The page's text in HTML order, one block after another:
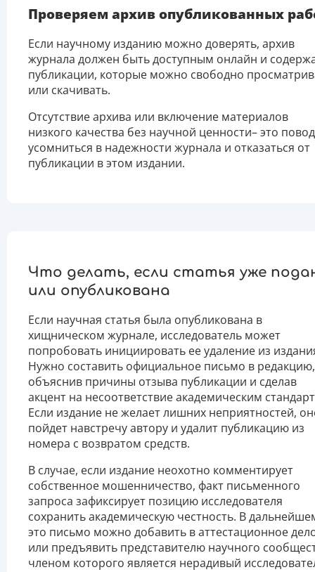
Проверяем архив опубликованных
Если научному изданию можно доверять, архив
журнала должен быть доступным онлайн и
публикации, которые можно свободно
или скачивать.
Отсутствие архива или включение материалов
низкого качества без научной ценности– это повод
усомниться в надежности журнала и отказаться от
публикации в этом издании.
Что делать, если статья уже
или опубликована
Если научная статья была опубликована в
хищническом журнале, исследователь может
попробовать инициировать ее удаление из
Нужно составить официальное письмо в редакцию,
объяснив причины отзыва публикации и сделав
акцент на несоответствие академическим
Если издание не желает лишних неприятностей,
пойдет навстречу автору и удалит публикацию из
номера с возвратом средств.
В случае, если издание неохотно комментирует
собственное мошенничество, факт письменного
запроса зафиксирует позицию исследователя
сохранить академическую честность. В
это письмо можно добавить в аттестационное
или предъявить представителю научного
членом которого является нерадивый